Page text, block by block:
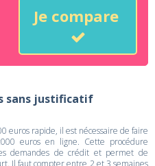
Je compare
sans justificatif
euros rapide, il est nécessaire de faire
euros en ligne. Cette procédure
demandes de crédit et permet de
Il faut compter entre 2 et 3 semaines